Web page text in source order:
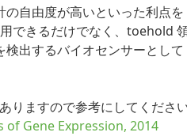
自由度が高いといった利点を
できるだけでなく、toehold
出するバイオセンサーとして
りますので参考にしてくださ
Gene Expression, 2014